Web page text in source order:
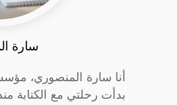
سارة
أنا سارة المنصوري،
بدأت رحلتي مع الكتابة